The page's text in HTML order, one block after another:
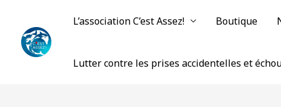
contenu
L’association C’est Assez! Boutique
Lutter contre les prises accidentelles et